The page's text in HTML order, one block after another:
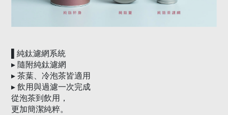
純鈦濾網系統
▸ 隨附純鈦濾網
▸ 茶葉、冷泡茶皆適用
▸ 飲用與過濾一次完成
從泡茶到飲用，
更加簡潔純粹。